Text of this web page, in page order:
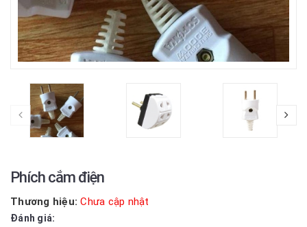
Phích cắm điện
Thương hiệu: Chưa cập nhật
Đánh giá: